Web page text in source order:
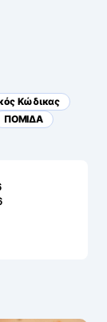
Κώδικας
ΠΟΜΙΔΑ